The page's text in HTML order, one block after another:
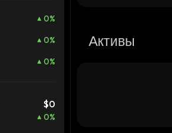
0%
0%
0%
$0
0%
Активы